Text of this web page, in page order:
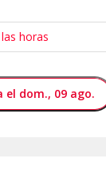
horas
dom., 09 ago.